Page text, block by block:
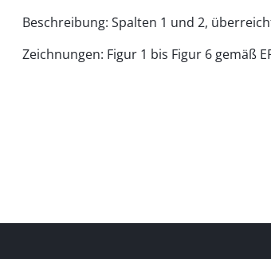
Beschreibung: Spalten 1 und 2,
Zeichnungen: Figur 1 bis Figur 6 gemäß